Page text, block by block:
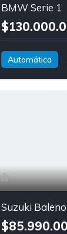
BMW Serie 1
Automática
Serie 1
Suzuki